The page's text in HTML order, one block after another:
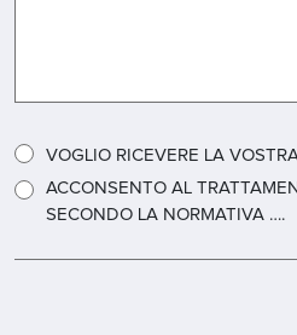
VOGLIO RICEVERE LA
ACCONSENTO AL
SECONDO LA NORMATIVA ….